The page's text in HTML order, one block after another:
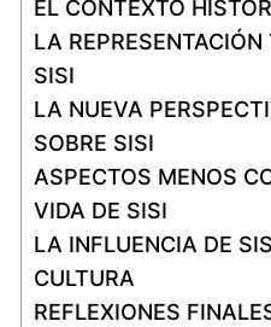
EL CONTEXTO
LA
SISI
LA NUEVA
SOBRE SISI
ASPECTOS MENOS
VIDA DE SISI
LA INFLUENCIA DE
CULTURA
REFLEXIONES